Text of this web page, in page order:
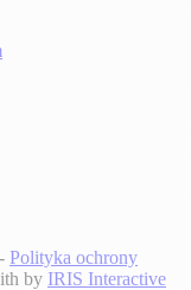
- Polityka ochrony
by IRIS Interactive